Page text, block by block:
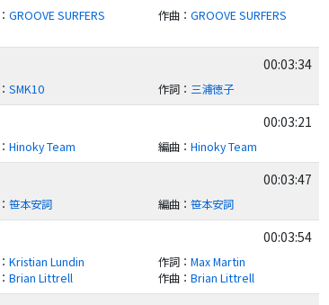
：GROOVE SURFERS 作曲 ：GROOVE SURFERS
00:03:34
：SMK10 作詞 ： 三浦徳子
00:03:21
：Hinoky Team 編曲 ：Hinoky Team
00:03:47
：笹本安詞 編曲 ：笹本安詞
00:03:54
：Kristian Lundin 作詞 ：Max Martin
：Brian Littrell 作曲 ：Brian Littrell